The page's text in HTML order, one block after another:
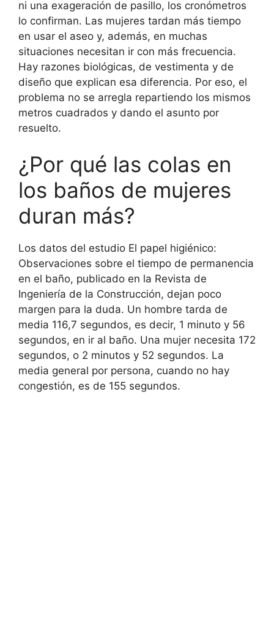
ni una exageración de pasillo, los cronómetros
lo confirman. Las mujeres tardan más tiempo
en usar el aseo y, además, en muchas
situaciones necesitan ir con más frecuencia.
Hay razones biológicas, de vestimenta y de
diseño que explican esa diferencia. Por eso, el
problema no se arregla repartiendo los mismos
metros cuadrados y dando el asunto por
resuelto.
¿Por qué las colas en
los baños de mujeres
duran más?
Los datos del estudio El papel higiénico:
Observaciones sobre el tiempo de permanencia
en el baño, publicado en la Revista de
Ingeniería de la Construcción, dejan poco
margen para la duda. Un hombre tarda de
media 116,7 segundos, es decir, 1 minuto y 56
segundos, en ir al baño. Una mujer necesita 172
segundos, o 2 minutos y 52 segundos. La
media general por persona, cuando no hay
congestión, es de 155 segundos.